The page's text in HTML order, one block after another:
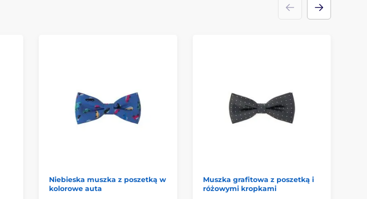
Niebieska muszka z poszetką w
kolorowe auta
Muszka grafitowa z poszetką i
różowymi kropkami